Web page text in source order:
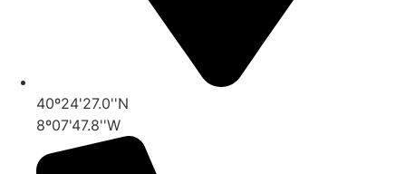
40º24'27.0''N
8º07'47.8''W